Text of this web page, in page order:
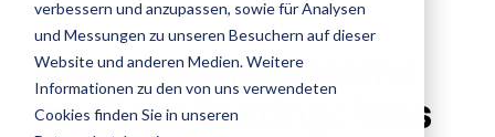
verbessern und anzupassen, sowie für Analysen
und Messungen zu unseren Besuchern auf dieser
Website und anderen Medien. Weitere
Informationen zu den von uns verwendeten
Cookies finden Sie in unseren
Agiles Testen
API Testing
Standardsoftware
Test Factory Services
Foundation Level
Engineering
Navigationssysteme
im Field Testing: Was